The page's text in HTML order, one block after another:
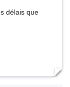
délais que